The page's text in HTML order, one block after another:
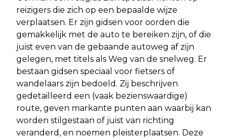
reizigers die zich op een bepaalde wijze
verplaatsen. Er zijn gidsen voor oorden die
gemakkelijk met de auto te bereiken zijn, of die
juist even van de gebaande autoweg af zijn
gelegen, met titels als Weg van de snelweg. Er
bestaan gidsen speciaal voor fietsers of
wandelaars zijn bedoeld. Zij beschrijven
gedetailleerd een (vaak bezienswaardige)
route, geven markante punten aan waarbij kan
worden stilgestaan of juist van richting
veranderd, en noemen pleisterplaatsen. Deze